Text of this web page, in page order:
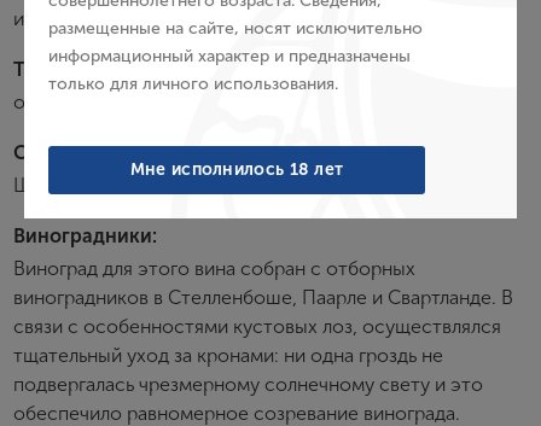
из тунца.
Температура подачи:
от 8 до 10 °С
Сортовой состав:
Шенен Блан
Виноградники:
Виноград для этого вина собран с отборных
виноградников в Стелленбоше, Паарле и Свартланде. В
связи с особенностями кустовых лоз, осуществлялся
тщательный уход за кронами: ни одна гроздь не
подвергалась чрезмерному солнечному свету и это
обеспечило равномерное созревание винограда.
размещенные на сайте, носят исключительно
информационный характер и предназначены
только для личного использования.
Мне исполнилось 18 лет
Пароль
Войти
Имя
E-mail